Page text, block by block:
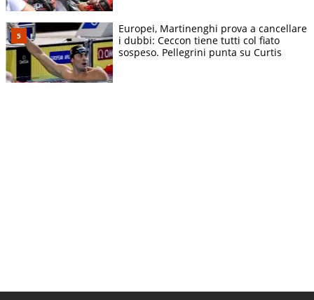
Europei, Martinenghi prova a cancellare
i dubbi: Ceccon tiene tutti col fiato
sospeso. Pellegrini punta su Curtis